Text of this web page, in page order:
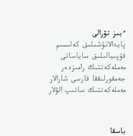
ءبىز تۋرالى
پايدالانۋشىلىق كەلىسىم
قۇپىيالىلىق ساياساتى
مەملەكەتتىك رامىزدەر
جەمقورلىققا قارسى شارالار
مەملەكەتتىك ساتىپ الۋلار
باسقا